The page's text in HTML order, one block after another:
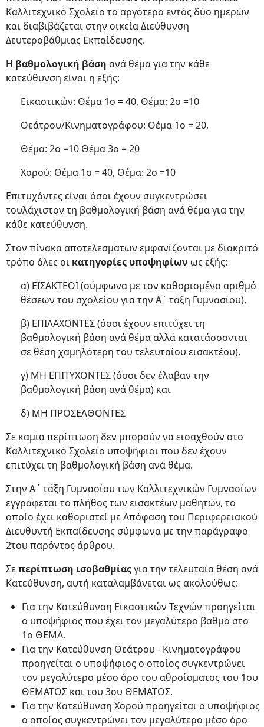
Καλλιτεχνικό Σχολείο το αργότερο εντός δύο ημερών
και διαβιβάζεται στην οικεία Διεύθυνση
Δευτεροβάθμιας Εκπαίδευσης.
Η βαθμολογική βάση ανά θέμα για την κάθε
κατεύθυνση είναι η εξής:
Εικαστικών: Θέμα 1ο = 40, Θέμα: 2ο =10
Θεάτρου/Κινηματογράφου: Θέμα 1ο = 20,
Θέμα: 2ο =10 Θέμα 3ο = 20
Χορού: Θέμα 1ο = 40, Θέμα: 2ο =10
Επιτυχόντες είναι όσοι έχουν συγκεντρώσει
τουλάχιστον τη βαθμολογική βάση ανά θέμα για την
κάθε κατεύθυνση.
Στον πίνακα αποτελεσμάτων εμφανίζονται με διακριτό
τρόπο όλες οι κατηγορίες υποψηφίων ως εξής:
α) ΕΙΣΑΚΤΕΟΙ (σύμφωνα με τον καθορισμένο αριθμό
θέσεων του σχολείου για την Α΄ τάξη Γυμνασίου),
β) ΕΠΙΛΑΧΟΝΤΕΣ (όσοι έχουν επιτύχει τη
βαθμολογική βάση ανά θέμα αλλά κατατάσσονται
σε θέση χαμηλότερη του τελευταίου εισακτέου),
γ) ΜΗ ΕΠΙΤΥΧΟΝΤΕΣ (όσοι δεν έλαβαν την
βαθμολογική βάση ανά θέμα) και
δ) ΜΗ ΠΡΟΣΕΛΘΟΝΤΕΣ
Σε καμία περίπτωση δεν μπορούν να εισαχθούν στο
Καλλιτεχνικό Σχολείο υποψήφιοι που δεν έχουν
επιτύχει τη βαθμολογική βάση ανά θέμα.
Στην Α΄ τάξη Γυμνασίου των Καλλιτεχνικών Γυμνασίων
εγγράφεται το πλήθος των εισακτέων μαθητών, το
οποίο έχει καθοριστεί με Απόφαση του Περιφερειακού
Διευθυντή Εκπαίδευσης σύμφωνα με την παράγραφο
2του παρόντος άρθρου.
Σεπερίπτωση ισοβαθμίαςγια την τελευταία θέση ανά
Κατεύθυνση, αυτή καταλαμβάνεται ως ακολούθως:
Για την Κατεύθυνση Εικαστικών Τεχνών προηγείται
ο υποψήφιος που έχει τον μεγαλύτερο βαθμό στο
1ο ΘΕΜΑ.
Για την Κατεύθυνση Θεάτρου - Κινηματογράφου
προηγείται ο υποψήφιος ο οποίος συγκεντρώνει
τον μεγαλύτερο μέσο όρο του αθροίσματος του 1ου
ΘΕΜΑΤΟΣ και του 3ου ΘΕΜΑΤΟΣ.
Για την Κατεύθυνση Χορού προηγείται ο υποψήφιος
ο οποίος συγκεντρώνει τον μεγαλύτερο μέσο όρο